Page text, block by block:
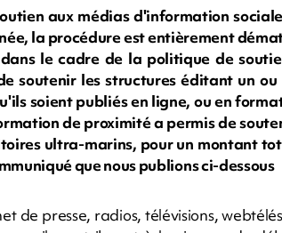
aux médias d'information
la procédure est entièrement
le cadre de la politique de
soutenir les structures éditant un ou
soient publiés en ligne, ou en
de proximité a permis de
ultra-marins, pour un montant
que nous publions ci-dessous
de presse, radios, télévisions,